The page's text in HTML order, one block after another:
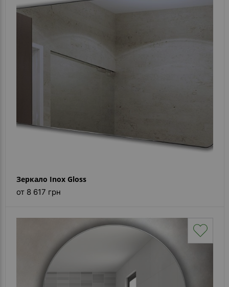
Зеркало Inox Gloss
от 8 617 грн